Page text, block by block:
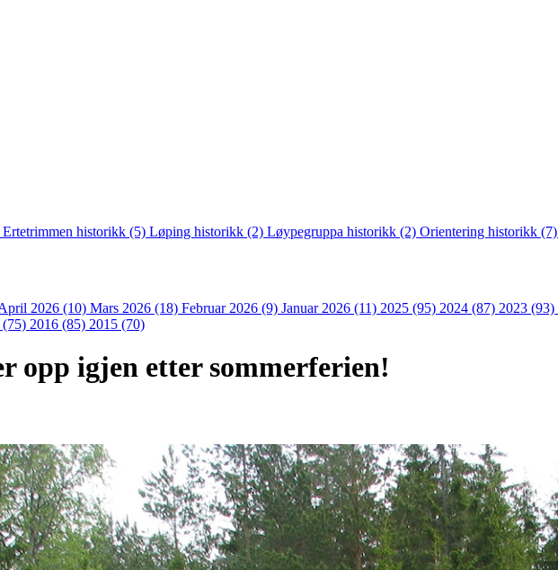
Ertetrimmen historikk (5) Løping historikk (2) Løypegruppa historikk (2) Orientering historikk (7)
2026 (10) Mars 2026 (18) Februar 2026 (9) Januar 2026 (11) 2025 (95) 2024 (87) 2023 (93)
(75) 2016 (85) 2015 (70)
opp igjen etter sommerferien!